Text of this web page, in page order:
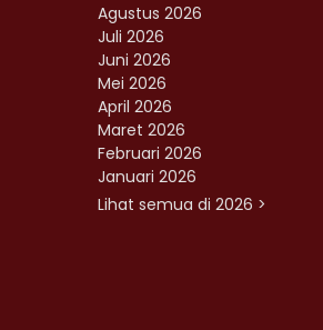
Agustus 2026
Juli 2026
Juni 2026
Mei 2026
April 2026
Maret 2026
Februari 2026
Januari 2026
Lihat semua di 2026 >